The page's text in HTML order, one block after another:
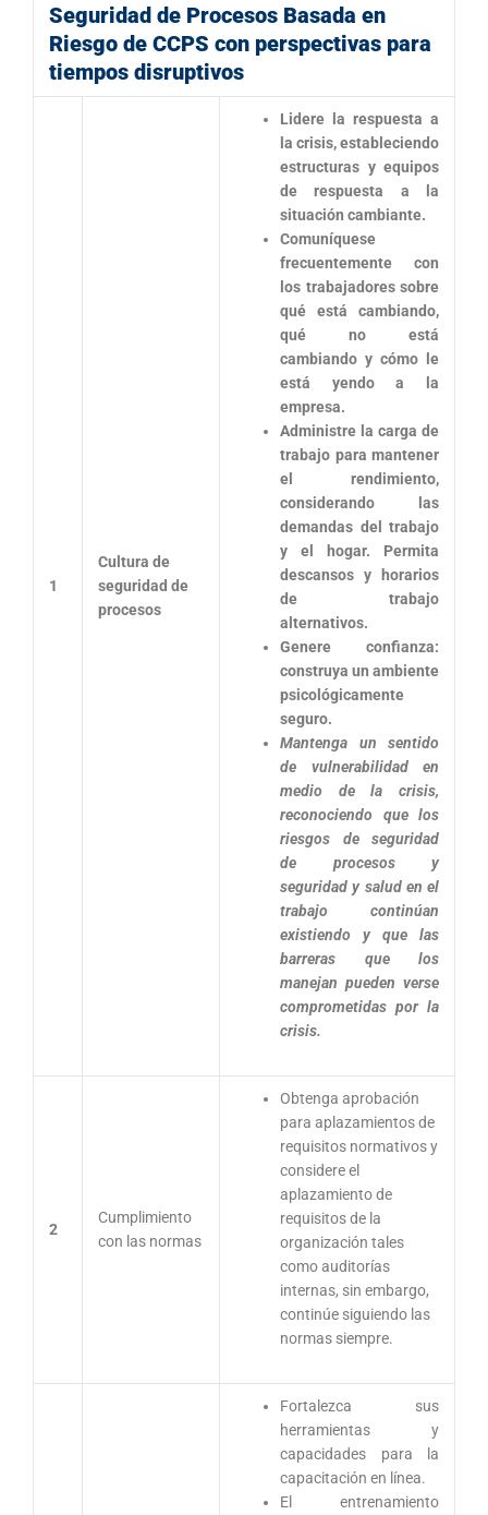
Seguridad de Procesos Basada en
Riesgo de CCPS con perspectivas para
tiempos disruptivos
1
Cultura de
seguridad de
procesos
Lidere la respuesta a
la crisis, estableciendo
estructuras y equipos
de respuesta a la
situación cambiante.
Comuníquese
frecuentemente con
los trabajadores sobre
qué está cambiando,
qué no está
cambiando y cómo le
está yendo a la
empresa.
Administre la carga de
trabajo para mantener
el rendimiento,
considerando las
demandas del trabajo
y el hogar. Permita
descansos y horarios
de trabajo
alternativos.
Genere confianza:
construya un ambiente
psicológicamente
seguro.
Mantenga un sentido
de vulnerabilidad en
medio de la crisis,
reconociendo que los
riesgos de seguridad
de procesos y
seguridad y salud en el
trabajo continúan
existiendo y que las
barreras que los
manejan pueden verse
comprometidas por la
crisis.
2
Cumplimiento
con las normas
Obtenga aprobación
para aplazamientos de
requisitos normativos y
considere el
aplazamiento de
requisitos de la
organización tales
como auditorías
internas, sin embargo,
continúe siguiendo las
normas siempre.
Fortalezca sus
herramientas y
capacidades para la
capacitación en línea.
El entrenamiento